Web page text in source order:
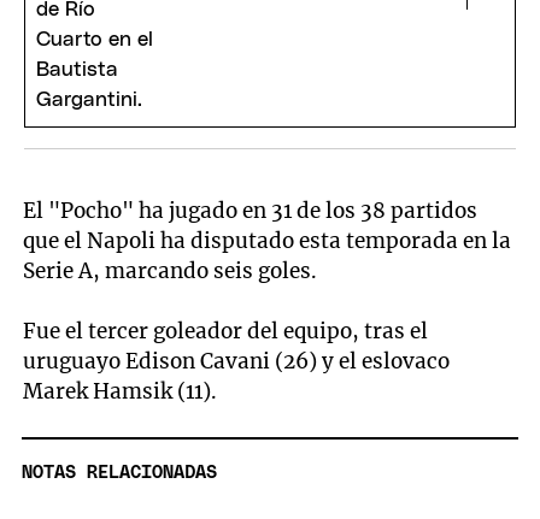
El "Pocho" ha jugado en 31 de los 38 partidos
que el Napoli ha disputado esta temporada en la
Serie A, marcando seis goles.
Fue el tercer goleador del equipo, tras el
uruguayo Edison Cavani (26) y el eslovaco
Marek Hamsik (11).
NOTAS RELACIONADAS